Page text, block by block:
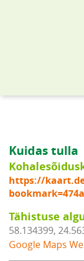
Kuidas tulla
https://
Tähistuse
58.134399,
Google Maps